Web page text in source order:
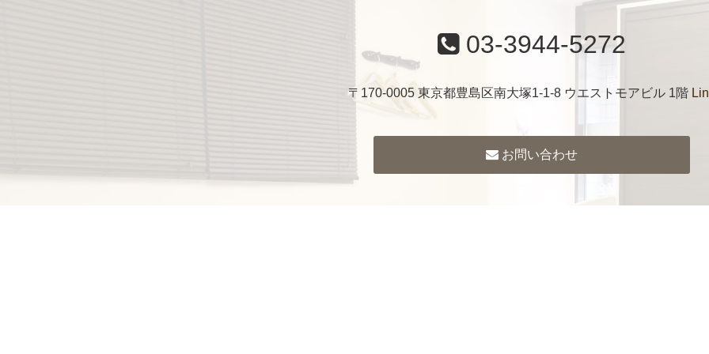
03-3944-5272
〒170-0005 東京都豊島区南大塚1-1-8 ウエストモアビル 1階
お問い合わせ